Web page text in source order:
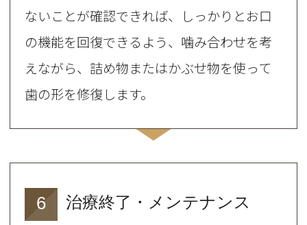
ないことが確認できれば、しっかりとお口
の機能を回復できるよう、噛み合わせを考
えながら、詰め物またはかぶせ物を使って
歯の形を修復します。
6 治療終了・メンテナンス